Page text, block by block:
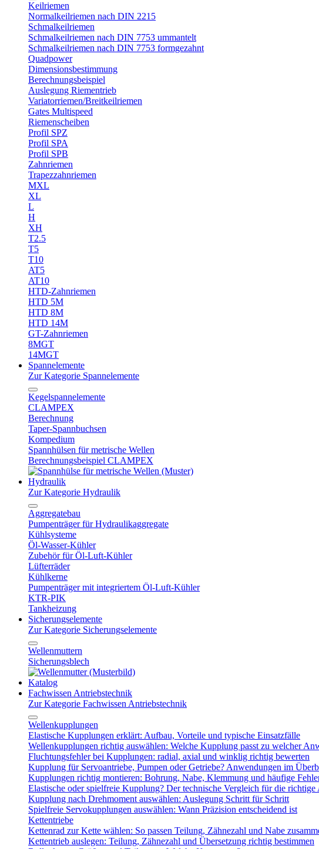
Keilriemen
Normalkeilriemen nach DIN 2215
Schmalkeilriemen
Schmalkeilriemen nach DIN 7753 ummantelt
Schmalkeilriemen nach DIN 7753 formgezahnt
Quadpower
Dimensionsbestimmung
Berechnungsbeispiel
Auslegung Riementrieb
Variatorriemen/Breitkeilriemen
Gates Multispeed
Riemenscheiben
Profil SPZ
Profil SPA
Profil SPB
Zahnriemen
Trapezzahnriemen
MXL
XL
L
H
XH
T2.5
T5
T10
AT5
AT10
HTD-Zahnriemen
HTD 5M
HTD 8M
HTD 14M
GT-Zahnriemen
8MGT
14MGT
Spannelemente
Zur Kategorie Spannelemente
Kegelspannelemente
CLAMPEX
Berechnung
Taper-Spannbuchsen
Kompedium
Spannhülsen für metrische Wellen
Berechnungsbeispiel CLAMPEX
Hydraulik
Zur Kategorie Hydraulik
Aggregatebau
Pumpenträger für Hydraulikaggregate
Kühlsysteme
Öl-Wasser-Kühler
Zubehör für Öl-Luft-Kühler
Lüfterräder
Kühlkerne
Pumpenträger mit integriertem Öl-Luft-Kühler
KTR-PIK
Tankheizung
Sicherungselemente
Zur Kategorie Sicherungselemente
Wellenmuttern
Sicherungsblech
Katalog
Fachwissen Antriebstechnik
Zur Kategorie Fachwissen Antriebstechnik
Wellenkupplungen
Elastische Kupplungen erklärt: Aufbau, Vorteile und typische Einsatzfälle
Wellenkupplungen richtig auswählen: Welche Kupplung passt zu welcher
Fluchtungsfehler bei Kupplungen: radial, axial und winklig richtig bewerten
Kupplung für Servoantriebe, Pumpen oder Getriebe? Anwendungen im
Kupplungen richtig montieren: Bohrung, Nabe, Klemmung und häufige
Elastische oder spielfreie Kupplung? Der technische Vergleich für die richtige
Kupplung nach Drehmoment auswählen: Auslegung Schritt für Schritt
Spielfreie Servokupplungen auswählen: Wann Präzision entscheidend ist
Kettentriebe
Kettenrad zur Kette wählen: So passen Teilung, Zähnezahl und Nabe
Kettentrieb auslegen: Teilung, Zähnezahl und Übersetzung richtig bestimmen